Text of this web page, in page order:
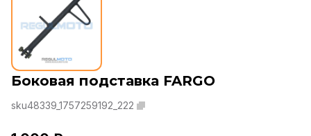
Боковая подставка FARGO
sku48339_1757259192_222